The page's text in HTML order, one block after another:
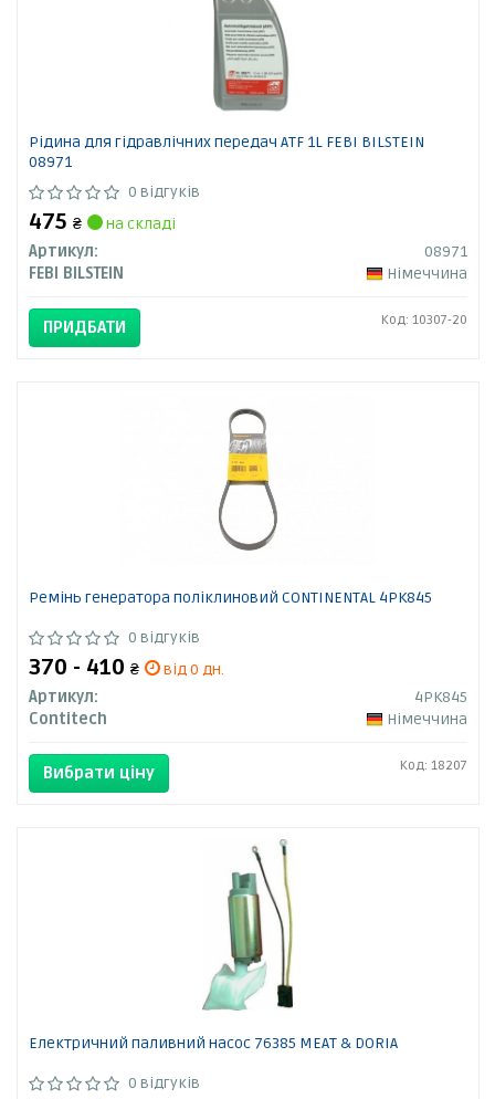
Рідина для гідравлічних передач ATF 1L FEBI BILSTEIN
08971
0 відгуків
475 ₴
на складі
Артикул:
08971
FEBI BILSTEIN
Німеччина
ПРИДБАТИ Код: 10307-20
Ремінь генератора поліклиновий CONTINENTAL 4PK845
0 відгуків
370 - 410 ₴
від 0 дн.
Артикул:
4PK845
Contitech
Німеччина
Вибрати ціну Код: 18207
Електричний паливний насос 76385 MEAT & DORIA
0 відгуків